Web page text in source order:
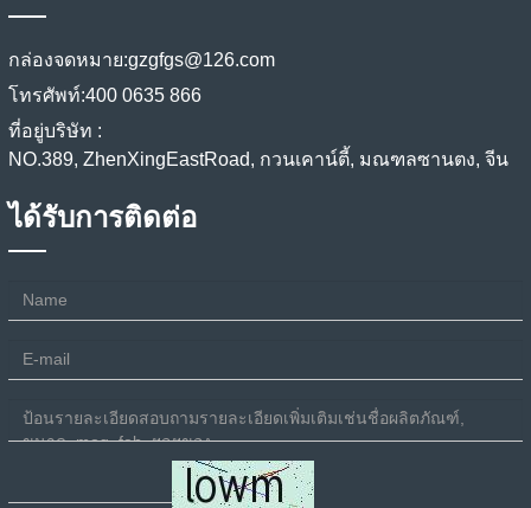
กล่องจดหมาย:gzgfgs@126.com
โทรศัพท์:400 0635 866
ที่อยู่บริษัท :
NO.389, ZhenXingEastRoad, กวนเคาน์ตี้, มณฑลซานตง, จีน
ได้รับการติดต่อ